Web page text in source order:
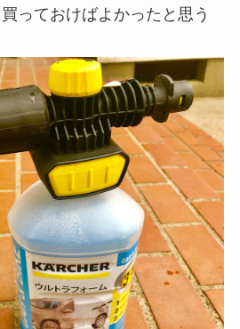
っておけばよかったと思う